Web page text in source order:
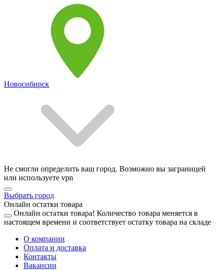
Новосибирск
Не смогли определить ваш город. Возможно вы заграницей
или используете vpn
Выбрать город
Онлайн остатки товара
Онлайн остатки товара! Количество товара меняется в
настоящем времени и соответствует остатку товара на складе
О компании
Оплата и доставка
Контакты
Вакансии